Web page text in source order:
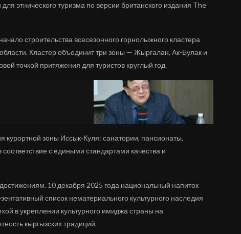
этнического туризма по версии британского издания The
строительства всесезонного горнолыжного кластера
Кластер объединит три зоны — Жыргалан, Ак-Булак и
точкой притяжения для туристов круглый год.
зоны Иссык-Куля: санатории, пансионаты,
с едиными стандартами качества и
10 декабря 2025 года национальный напиток
список нематериального культурного наследия
в укреплении культурного имиджа страны на
кыргызских традиций.